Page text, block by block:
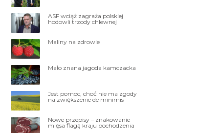
ASF wciąż zagraża polskiej
hodowli trzody chlewnej
Maliny na zdrowie
Mało znana jagoda kamczacka
Jest pomoc, choć nie ma zgody
na zwiększenie de minimis
Nowe przepisy – znakowanie
mięsa flagą kraju pochodzenia